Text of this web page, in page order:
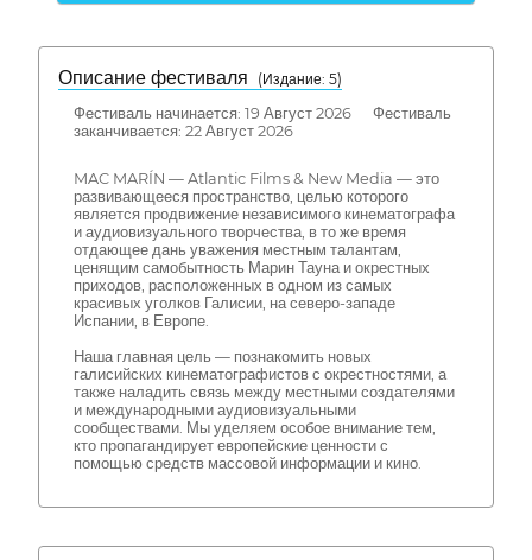
Описание фестиваля
( Издание: 5)
Фестиваль начинается: 19 Август 2026 Фестиваль
заканчивается: 22 Август 2026
MAC MARÍN — Atlantic Films & New Media — это
развивающееся пространство, целью которого
является продвижение независимого кинематографа
и аудиовизуального творчества, в то же время
отдающее дань уважения местным талантам,
ценящим самобытность Марин Тауна и окрестных
приходов, расположенных в одном из самых
красивых уголков Галисии, на северо-западе
Испании, в Европе.
Наша главная цель — познакомить новых
галисийских кинематографистов с окрестностями, а
также наладить связь между местными создателями
и международными аудиовизуальными
сообществами. Мы уделяем особое внимание тем,
кто пропагандирует европейские ценности с
помощью средств массовой информации и кино.